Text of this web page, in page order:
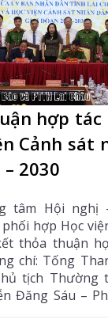
hợp tác
Cảnh sát
2030
tâm Hội nghị
hợp Học
thỏa thuận
chí: Tống
tịch Thường
Đăng Sáu –
đồng chủ trì